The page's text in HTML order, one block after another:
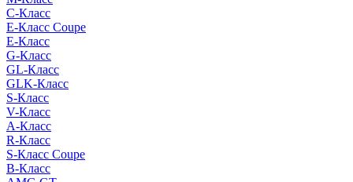
C-Класс
E-Класс Coupe
E-Класс
G-Класс
GL-Класс
GLK-Класс
S-Класс
V-Класс
A-Класс
R-Класс
S-Класс Сoupe
B-Класс